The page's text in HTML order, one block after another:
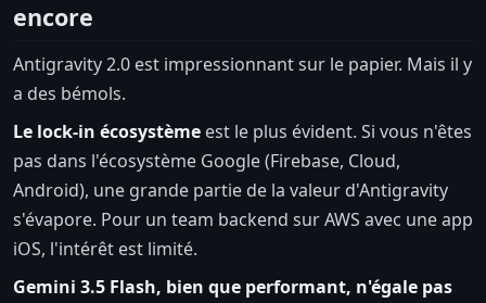
encore
Antigravity 2.0 est impressionnant sur le papier. Mais il y
a des bémols.
Le lock-in écosystème est le plus évident. Si vous n'êtes
pas dans l'écosystème Google (Firebase, Cloud,
Android), une grande partie de la valeur d'Antigravity
s'évapore. Pour un team backend sur AWS avec une app
iOS, l'intérêt est limité.
Gemini 3.5 Flash, bien que performant, n'égale pas